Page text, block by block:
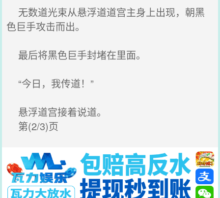
无数道光束从悬浮道道宫主身上出现，朝黑
色巨手攻击而出。
最后将黑色巨手封堵在里面。
“今日，我传道！”
悬浮道宫接着说道。
第(2/3)页